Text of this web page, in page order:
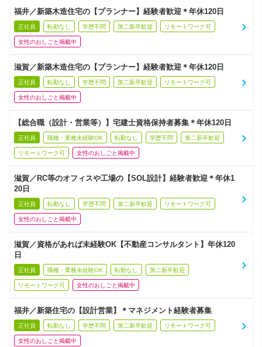
福井／新築木造住宅の【プランナー】経験者歓迎＊年休120日
正社員 転勤なし 学歴不問 第二新卒歓迎 リモートワーク可
女性のおしごと掲載中
滋賀／新築木造住宅の【プランナー】経験者歓迎＊年休120日
正社員 転勤なし 学歴不問 第二新卒歓迎 リモートワーク可
女性のおしごと掲載中
【総合職（設計・営業等）】宅建士資格保持者募集＊年休120日
正社員 職種・業種未経験OK 転勤なし 学歴不問 第二新卒歓迎
リモートワーク可 女性のおしごと掲載中
滋賀／RC等のオフィスや工場の【SOL設計】経験者歓迎＊年休1
20日
正社員 転勤なし 学歴不問 第二新卒歓迎 リモートワーク可
女性のおしごと掲載中
滋賀／資格があれば未経験OK【不動産コンサルタント】年休120
日
正社員 職種・業種未経験OK 転勤なし 第二新卒歓迎
リモートワーク可 女性のおしごと掲載中
福井／新築住宅の【設計営業】＊マネジメント経験者募集
正社員 転勤なし 学歴不問 第二新卒歓迎 リモートワーク可
女性のおしごと掲載中